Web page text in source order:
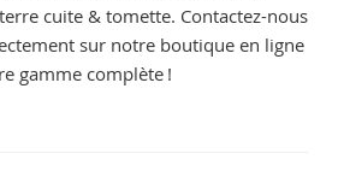
cuite & tomette. Contactez-nous
sur notre boutique en ligne
gamme complète !